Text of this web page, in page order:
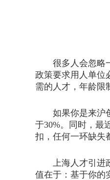
很多人会忽略一
政策要求用人单位
需的人才，年龄限
如果你是来沪创
于30%。同时，最
扣，任何一环缺失
上海人才引进政
值在于：基于你的